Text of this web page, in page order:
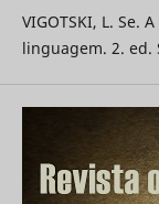
VIGOTSKI, L. Se.
linguagem. 2. ed.